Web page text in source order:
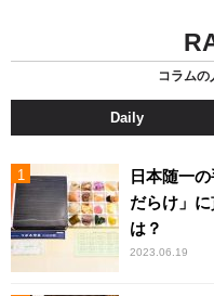
コラムの
Daily
日本随一
だらけ」
は？
2023.06.19